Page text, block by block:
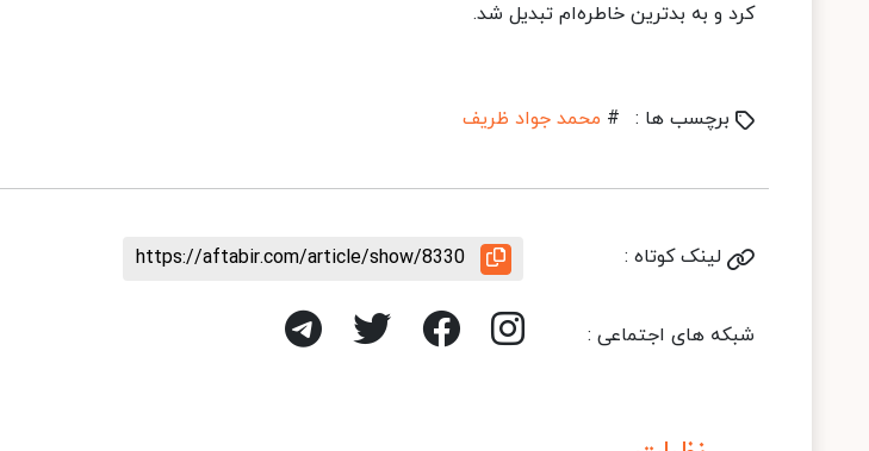
کرد و به بدترین خاطره‌ام تبدیل شد.
برچسب ها : # محمد جواد ظریف
لینک کوتاه : https://aftabir.com/article/show/8330
شبکه های اجتماعی :